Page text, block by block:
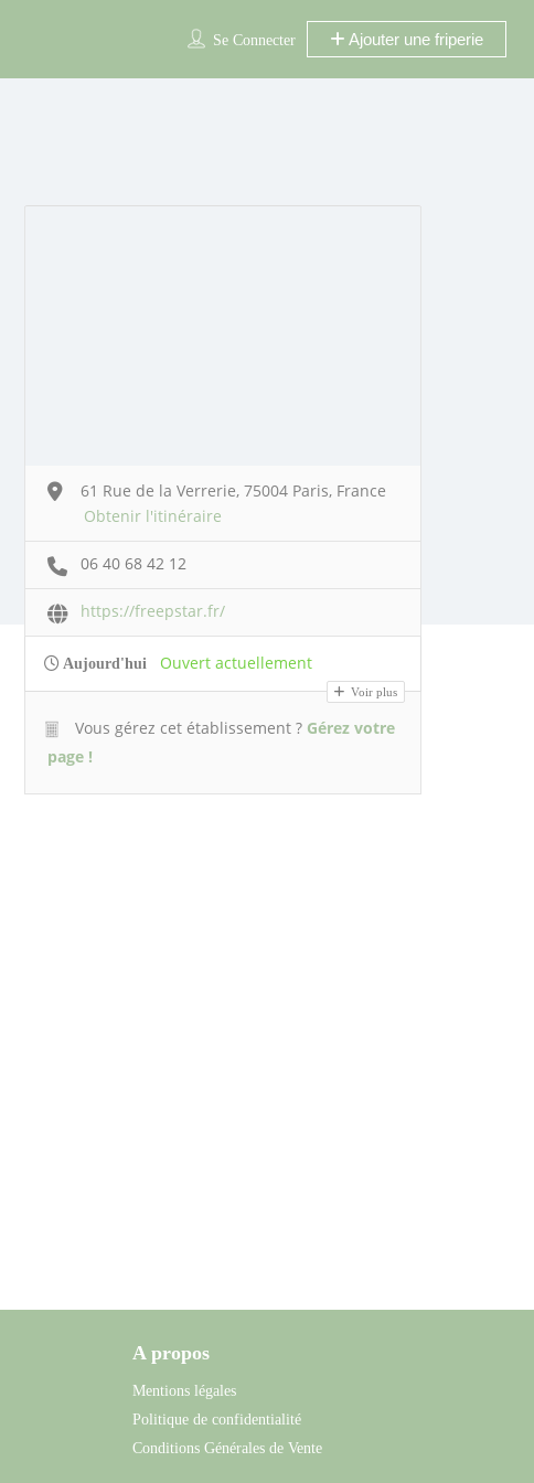
Se Connecter Ajouter une friperie
61 Rue de la Verrerie, 75004 Paris, France
Obtenir l'itinéraire
06 40 68 42 12
https://freepstar.fr/
Aujourd'hui Ouvert actuellement
Voir plus
Vous gérez cet établissement ? Gérez votre
page !
A propos
Mentions légales
Politique de confidentialité
Conditions Générales de Vente